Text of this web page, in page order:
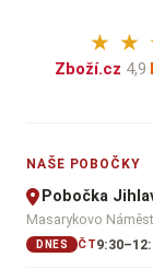
★ ★
Zboží.cz 4,9·
NAŠE POBOČKY
Pobočka
Masarykovo
DNES ČT